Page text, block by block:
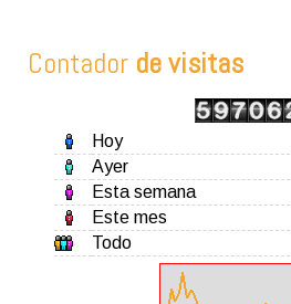
Contador de visitas
Hoy
Ayer
Esta semana
Este mes
Todo